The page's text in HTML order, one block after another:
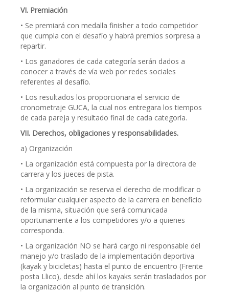
VI. Premiación
• Se premiará con medalla finisher a todo competidor
que cumpla con el desafío y habrá premios sorpresa a
repartir.
• Los ganadores de cada categoría serán dados a
conocer a través de vía web por redes sociales
referentes al desafío.
• Los resultados los proporcionara el servicio de
cronometraje GUCA, la cual nos entregara los tiempos
de cada pareja y resultado final de cada categoría.
VII. Derechos, obligaciones y responsabilidades.
a) Organización
• La organización está compuesta por la directora de
carrera y los jueces de pista.
• La organización se reserva el derecho de modificar o
reformular cualquier aspecto de la carrera en beneficio
de la misma, situación que será comunicada
oportunamente a los competidores y/o a quienes
corresponda.
• La organización NO se hará cargo ni responsable del
manejo y/o traslado de la implementación deportiva
(kayak y bicicletas) hasta el punto de encuentro (Frente
posta Llico), desde ahí los kayaks serán trasladados por
la organización al punto de transición.